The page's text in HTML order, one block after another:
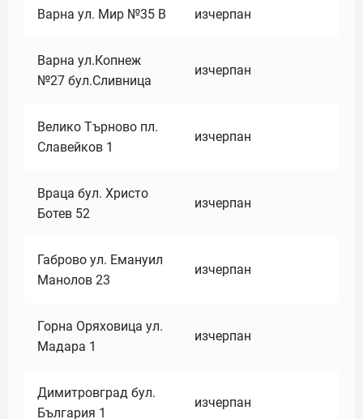
Варна ул. Мир №35 В изчерпан
Варна ул.Копнеж
№27 бул.Сливница
изчерпан
Велико Търново пл.
Славейков 1
изчерпан
Враца бул. Христо
Ботев 52
изчерпан
Габрово ул. Емануил
Манолов 23
изчерпан
Горна Оряховица ул.
Мадара 1
изчерпан
Димитровград бул.
България 1
изчерпан